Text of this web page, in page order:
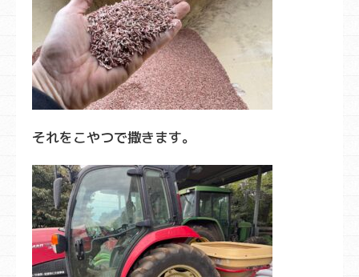
それをこやつで撒きます。